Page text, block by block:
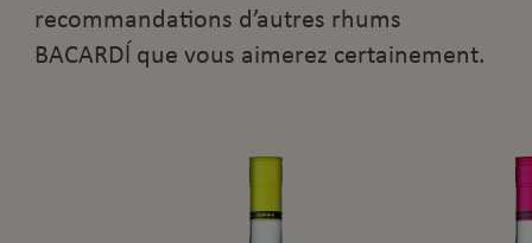
recommandations d’autres rhums
BACARDĺ que vous aimerez certainement.